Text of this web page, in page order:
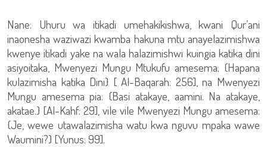
Nane: Uhuru wa itikadi umehakikishwa, kwani Qur’ani
inaonesha waziwazi kwamba hakuna mtu anayelazimishwa
kwenye itikadi yake na wala halazimishwi kuingia katika dini
asiyoitaka, Mwenyezi Mungu Mtukufu amesema: {Hapana
kulazimisha katika Dini} [ Al-Baqarah: 256], na Mwenyezi
Mungu amesema pia: {Basi atakaye, aamini. Na atakaye,
akatae.} [Al-Kahf: 29], vile vile Mwenyezi Mungu amesema:
{Je, wewe utawalazimisha watu kwa nguvu mpaka wawe
Waumini?} [Yunus: 99].